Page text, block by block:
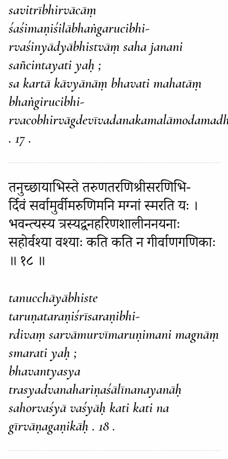
savitrībhirvācāṃ
śaśimaṇiśilābhaṅgarucibhi-
rvaśinyādyābhistvāṃ saha janani
sañcintayati yaḥ ;
sa kartā kāvyānāṃ bhavati mahatāṃ
bhaṅgirucibhi-
. 17 .
तनुच्छायाभिस्ते तरुणतरणिश्रीसरणिभि-
र्दिवं सर्वामुर्वीमरुणिमनि मग्नां स्मरति यः ।
भवन्त्यस्य त्रस्यद्वनहरिणशालीननयनाः
सहोर्वश्या वश्याः कति कति न गीर्वाणगणिकाः
॥ १८ ॥
tanucchāyābhiste
taruṇataraṇiśrīsaraṇibhi-
rdivaṃ sarvāmurvīmaruṇimani magnāṃ
smarati yaḥ ;
bhavantyasya
trasyadvanahariṇaśālīnanayanāḥ
sahorvaśyā vaśyāḥ kati kati na
gīrvāṇagaṇikāḥ . 18 .